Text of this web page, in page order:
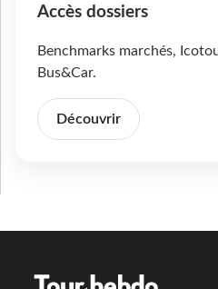
Accès dossiers
Benchmarks marchés,
Bus&Car.
Découvrir